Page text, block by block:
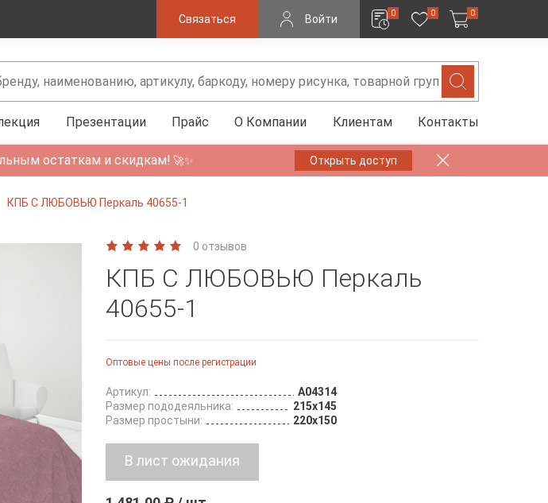
Связаться Войти 0 0 0
Презентации Прайс О Компании Клиентам Контакты
остаткам и скидкам! 🚀✨ Открыть доступ
КПБ С ЛЮБОВЬЮ Перкаль 40655-1
0 отзывов
КПБ С ЛЮБОВЬЮ Перкаль
40655-1
Оптовые цены после регистрации
Артикул:
A04314
Размер пододеяльника:
215х145
Размер простыни:
220х150